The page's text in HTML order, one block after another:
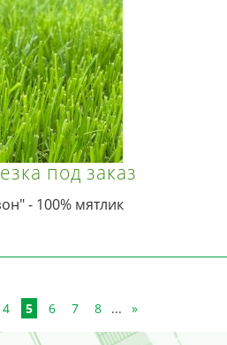
под заказ
- 100% мятлик
4 5 6 7 8 ... »